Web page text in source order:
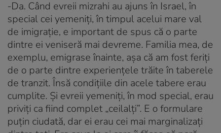
-Da. Când evreii mizrahi au ajuns în Israel, în
special cei yemeniți, în timpul acelui mare val
de imigrație, e important de spus că o parte
dintre ei veniseră mai devreme. Familia mea, de
exemplu, emigrase înainte, așa că am fost feriți
de o parte dintre experiențele trăite în taberele
de tranzit. Însă condițiile din acele tabere erau
cumplite. Și evreii yemeniți, în mod special, erau
priviți ca fiind complet „ceilalți”. E o formulare
puțin ciudată, dar ei erau cei mai marginalizați